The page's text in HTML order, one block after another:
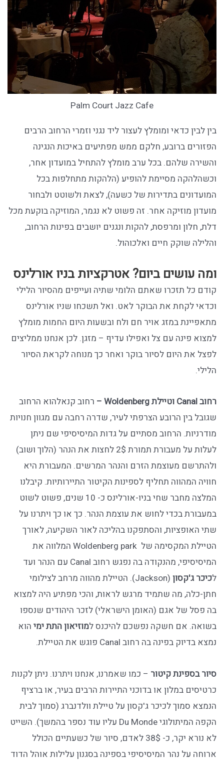
Palm Court Jazz Cafe
בין לבין כדאי ומומלץ לעצור ליד נגני וזמרי הרחוב הרבים
הפזורים ברובע, חלקם ממש מפתיעים באיכות הנגינה
והשירה שלהם. בכל ערב מומלץ להתחיל במועדון אחר,
וכשהלהקה מסיימת להופיע (הלהקות מתחלפות בכל
המועדונים בתדירות של כשעה), לצאת ולשוטט ולבחור
מועדון מוזיקה אחר. זה פשוט לא נגמר, המוזיקה בוקעת מכל
דלת, חלון ומרפסת, להקות ונגנים יושבים בפינות הרחוב,
והלילה שוקק חיים ואלכוהול.
ומה עושים ביום? אטרקציות בניו אורלינס
קודם כל תזכרו שאתם הלומי שתיה ועייפים מהסיור הלילי
וכדאי לקחת את הבוקר לאט. ואל תשכחו שניו אורלינס
מתאפיינת במזג אויר חם ולח ובשעות היום החמות מומלץ
למצוא פינה עם צל ואפילו עדיף – מזגן. לכן אנחנו ממליצים
לפצל את היום לסיור בוקר ואחר כך מנוחה לקראת הסיור
הלילי.
רחובCanal וטיילתWoldenberg
– רחוב קנאלהוא הרחוב
שגובל בין הרובע הצרפתי לעיר, שדרה רחבה עם מגוון חנויות
מודרניות. הרחוב מסתיים על גדות המיסיסיפי שם ניתן
לעלות על מעבורת תמורת 2$ לחצות את הנהר (הלוך ושוב)
ולהתרשם מעוצמת הזרם והנהר המרשים. המעבורת היא
חוויה המהווה תחליף לספינות הקיטור התיירותיות. קיבלנו
המלצה מחבר שחי בניו-אורלינס כ- 10 שנים, פשוט לשוט
במעבורת בכדי לחוש את עוצמת הנהר. כך או כך ויתרנו על
שתי האופציות, והסתפקנו בהליכה לאור השקיעה, לאורך
הטיילת המקסימה של Woldenberg park המלווה את
המיסיסיפי, מהנקודה בה נפגש רחוב Canal עם הנהר ועד
לכיכר ג'קסון
(Jackson). הטיילת מהווה מרחב לצילומי
חתן-כלה, מה שתמיד מרגש לראות, והכי מפתיע היה למצוא
בה פסל של אגם (האומן הישראלי) לזכר היהודים שנספו
בשואה. אם חשקה נפשכם להיכנס למוזיאון התת ימי הוא
נמצא בדיוק בפינה בה רחוב Canal פוגש את הטיילת.
סיור בספינת קיטור – כמו שאמרנו, אנחנו ויתרנו. ניתן לקנות
כרטיסים במלון או בדוכני התיירות הרבים בעיר, או ברציף
הנמצא סמוך לכיכר ג'קסון על טיילת וולדנברג (סמוך לבית
הקפה המיתולוגי Du Monde עליו עוד נספר בהמשך). השייט
לא נורא יקר, כ- 38$ לאדם, סיור של כשעתיים הכולל
ארוחה על נהר המיסיסיפי בספינה בסגנון עלילות אוהל הדוד